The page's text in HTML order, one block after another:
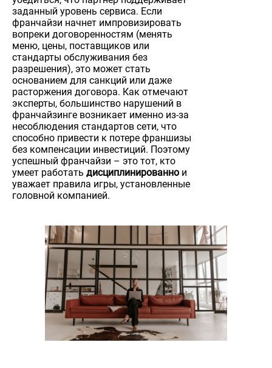
заданный уровень сервиса. Если
франчайзи начнет импровизировать
вопреки договоренностям (менять
меню, цены, поставщиков или
стандарты обслуживания без
разрешения), это может стать
основанием для санкций или даже
расторжения договора. Как отмечают
эксперты, большинство нарушений в
франчайзинге возникает именно из-за
несоблюдения стандартов сети, что
способно привести к потере франшизы
без компенсации инвестиций. Поэтому
успешный франчайзи – это тот, кто
умеет работать дисциплинированно и
уважает правила игры, установленные
головной компанией.